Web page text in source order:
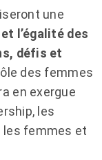
une
l’égalité des
défis et
des femmes
en exergue
les
les femmes et